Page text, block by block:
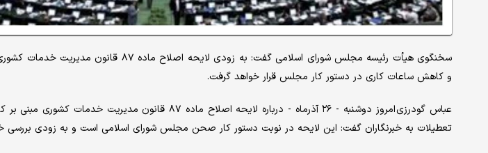
سخنگوی هیأت رئیسه مجلس شورای اسلامی گفت: به زودی لایحه
و کاهش ساعات کاری در دستور کار مجلس قرار خواهد گرفت.
عباس گودرزی امروز دوشنبه - ۲۶ آذرماه - درباره لایحه اصلاح ماده ۸۷ قانون
تعطیلات به خبرنگاران گفت: این لایحه در نوبت دستور کار صحن مجلس شورای اسلامی است و به زودی بررسی